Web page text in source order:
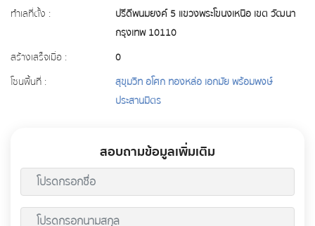
ทำเลที่ตั้ง :
ปรีดีพนมยงค์ 5 แขวงพระโขนงเหนือ เขต วัฒนา
กรุงเทพ 10110
สร้างเสร็จเมื่อ :
0
โซนพื้นที่ :
สุขุมวิท อโศก ทองหล่อ เอกมัย พร้อมพงษ์
ประสานมิตร
สอบถามข้อมูลเพิ่มเติม